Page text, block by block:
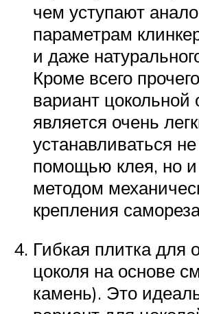
чем уступают
параметрам
и даже
Кроме всего
вариант цокольной
является очень
устанавливаться
помощью клея, но и
методом
крепления
Гибкая плитка для
цоколя на основе
камень). Это